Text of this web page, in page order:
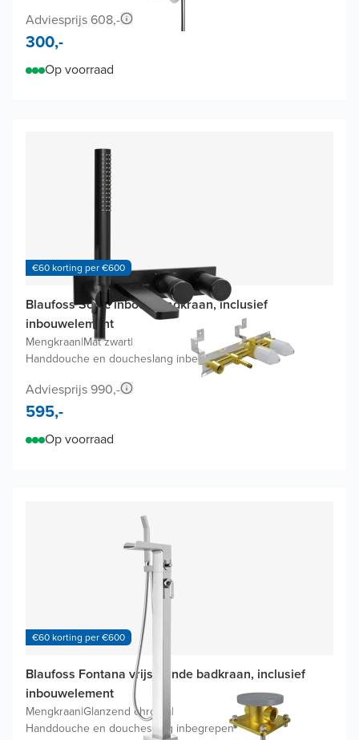
Adviesprijs 608,-
300,-
Op voorraad
€60 korting per €600
Blaufoss Sonic inbouw badkraan, inclusief
inbouwelement
Mengkraan|Mat zwart|
Handdouche en doucheslang inbegrepen
Adviesprijs 990,-
595,-
Op voorraad
€60 korting per €600
Blaufoss Fontana vrijstaande badkraan, inclusief
inbouwelement
Mengkraan|Glanzend chroom|
Handdouche en doucheslang inbegrepen